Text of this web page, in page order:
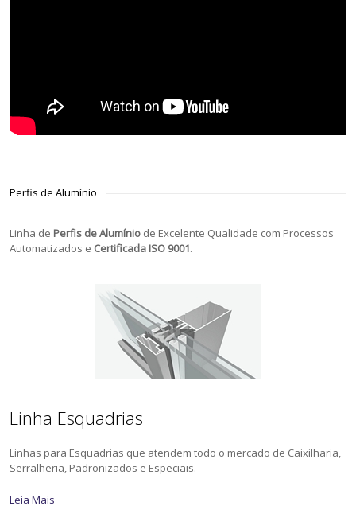
Perfis de Alumínio
Linha de Perfis de Alumínio de Excelente Qualidade com Processos
Automatizados e Certificada ISO 9001.
Linha Esquadrias
Linhas para Esquadrias que atendem todo o mercado de Caixilharia,
Serralheria, Padronizados e Especiais.
Leia Mais